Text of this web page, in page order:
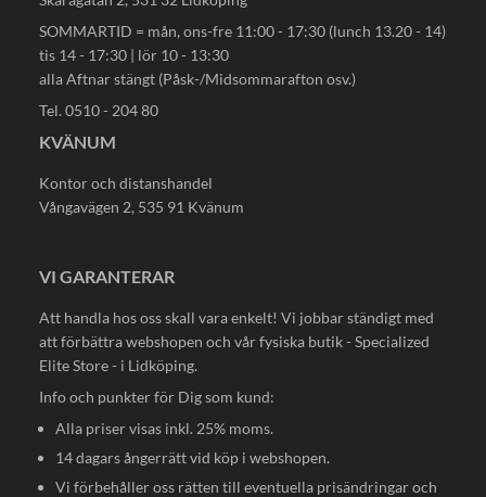
SOMMARTID = mån, ons-fre 11:00 - 17:30 (lunch 13.20 - 14)
tis 14 - 17:30 | lör 10 - 13:30
alla Aftnar stängt (Påsk-/Midsommarafton osv.)
Tel. 0510 - 204 80
KVÄNUM
Kontor och distanshandel
Vångavägen 2, 535 91 Kvänum
VI GARANTERAR
Att handla hos oss skall vara enkelt! Vi jobbar ständigt med
att förbättra webshopen och vår fysiska butik - Specialized
Elite Store - i Lidköping.
Info och punkter för Dig som kund:
Alla priser visas inkl. 25% moms.
14 dagars ångerrätt vid köp i webshopen.
Vi förbehåller oss rätten till eventuella prisändringar och